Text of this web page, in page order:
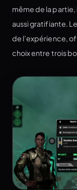
même de la
aussi gratifiante.
de l’expérience,
choix entre trois